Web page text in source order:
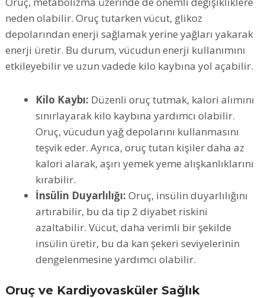
neden olabilir. Oruç tutarken vücut, glikoz
depolarından enerji sağlamak yerine yağları yakarak
enerji üretir. Bu durum, vücudun enerji kullanımını
etkileyebilir ve uzun vadede kilo kaybına yol açabilir.
Kilo Kaybı: Düzenli oruç tutmak, kalori alımını
sınırlayarak kilo kaybına yardımcı olabilir.
Oruç, vücudun yağ depolarını kullanmasını
teşvik eder. Ayrıca, oruç tutan kişiler daha az
kalori alarak, aşırı yemek yeme alışkanlıklarını
kırabilir.
İnsülin Duyarlılığı: Oruç, insülin duyarlılığını
artırabilir, bu da tip 2 diyabet riskini
azaltabilir. Vücut, daha verimli bir şekilde
insülin üretir, bu da kan şekeri seviyelerinin
dengelenmesine yardımcı olabilir.
Oruç ve Kardiyovasküler Sağlık